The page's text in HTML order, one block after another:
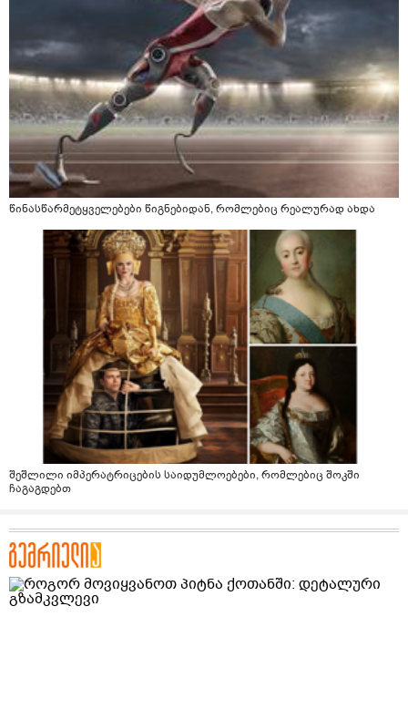
წინასწარმეტყველებები წიგნებიდან, რომლებიც რეალურად ახდა
შეშლილი იმპერატრიცების საიდუმლოებები, რომლებიც შოკში
ჩაგაგდებთ